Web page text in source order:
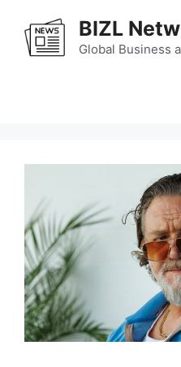
content
BIZL
Global Business